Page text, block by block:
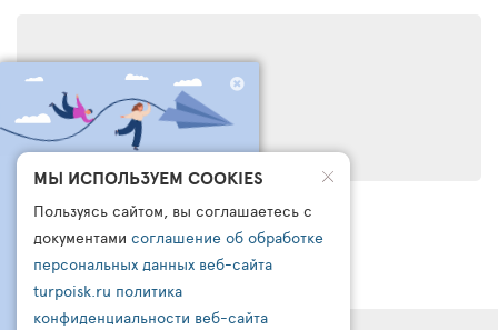
ЧТО БРОНИРУЮТ
ДРУГИЕ СЕГОДНЯ?
ПОДПИШИСЬ НА НАШ
КАНАЛ В ТЕЛЕГРАМ
Узнайте:
- Что чаще всего бронируют другие
МЫ ИСПОЛЬЗУЕМ COOKIES
Пользуясь сайтом, вы соглашаетесь с
документами соглашение об обработке
персональных данных веб-сайта
turpoisk.ru политика
конфиденциальности веб-сайта